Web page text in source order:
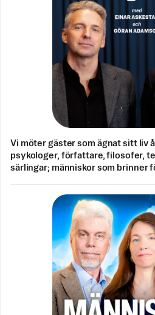
Vi möter gäster som ägnat sitt liv
psykologer, författare, filosofer,
särlingar; människor som brinner